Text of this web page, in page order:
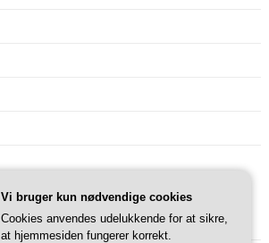
Vi bruger kun nødvendige cookies
Cookies anvendes udelukkende for at sikre,
at hjemmesiden fungerer korrekt.